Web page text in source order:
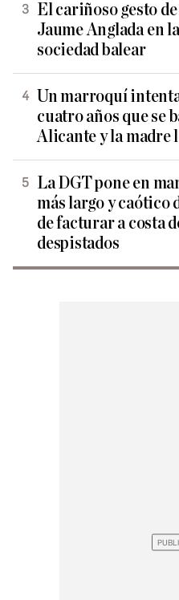
El cariñoso gesto
Jaume Anglada en
sociedad balear
Un marroquí
cuatro años que se
Alicante y la madre
La DGT pone en
más largo y caótico
de facturar a costa
despistados